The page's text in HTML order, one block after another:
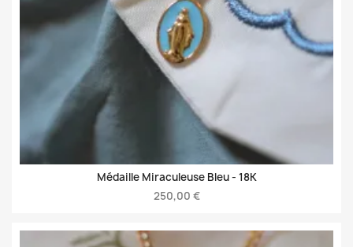
Médaille Miraculeuse Bleu - 18K
250,00 €